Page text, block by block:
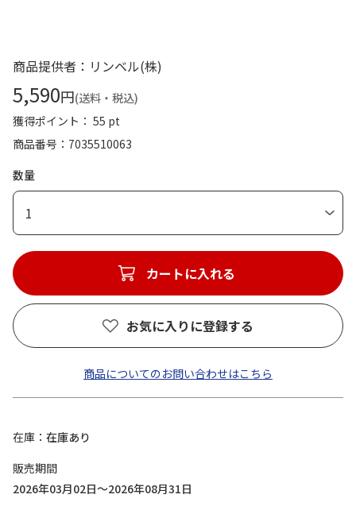
商品提供者：リンベル(株)
5,590円(送料・税込)
獲得ポイント： 55 pt
商品番号
7035510063
数量
1
カートに入れる
お気に入りに登録する
商品についてのお問い合わせはこちら
在庫
在庫あり
販売期間
2026年03月02日～2026年08月31日